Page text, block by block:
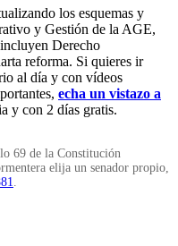
los esquemas y
y Gestión de la AGE,
Derecho
reforma. Si quieres ir
al día y con vídeos
echa un vistazo a
y con 2 días gratis.
69 de la Constitución
elija un senador propio,
.